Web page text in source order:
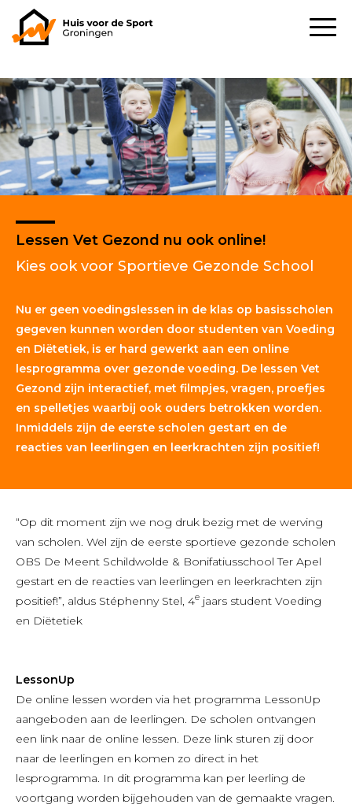
Lessen Vet Gezond nu ook online!
Kies ook voor Sportieve Gezonde School
Nu er geen voedingslessen in de klas op basisscholen
gegeven kunnen worden door studenten van Voeding
en Diëtetiek, is er hard gewerkt aan een online
lesprogramma over gezonde voeding. De lessen Vet
Gezond zijn interactief, met filmpjes, vragen, proefjes
en spelletjes waarbij ook ouders betrokken worden.
Inmiddels zijn de eerste scholen gestart en de
reacties van leerlingen en leerkrachten zijn positief!
“Op dit moment zijn we nog druk bezig met de werving
van scholen. Wel zijn de eerste sportieve gezonde scholen
OBS De Meent Schildwolde & Bonifatiusschool Ter Apel
gestart en de reacties van leerlingen en leerkrachten zijn
positief!”, aldus Stéphenny Stel, 4e jaars student Voeding
en Diëtetiek
LessonUp
De online lessen worden via het programma LessonUp
aangeboden aan de leerlingen. De scholen ontvangen
een link naar de online lessen. Deze link sturen zij door
naar de leerlingen en komen zo direct in het
lesprogramma. In dit programma kan per leerling de
voortgang worden bijgehouden van de gemaakte vragen.